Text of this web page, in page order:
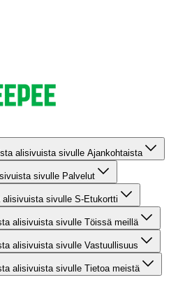
alisivuista sivulle Ajankohtaista
sivulle Palvelut
sivulle S-Etukortti
alisivuista sivulle Töissä meillä
alisivuista sivulle Vastuullisuus
alisivuista sivulle Tietoa meistä